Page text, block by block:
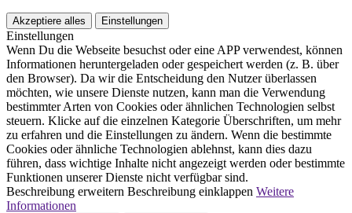
Akzeptiere alles Einstellungen
Einstellungen
Wenn Du die Webseite besuchst oder eine APP verwendest, können
Informationen heruntergeladen oder gespeichert werden (z. B. über
den Browser). Da wir die Entscheidung den Nutzer überlassen
möchten, wie unsere Dienste nutzen, kann man die Verwendung
bestimmter Arten von Cookies oder ähnlichen Technologien selbst
steuern. Klicke auf die einzelnen Kategorie Überschriften, um mehr
zu erfahren und die Einstellungen zu ändern. Wenn die bestimmte
Cookies oder ähnliche Technologien ablehnst, kann dies dazu
führen, dass wichtige Inhalte nicht angezeigt werden oder bestimmte
Funktionen unserer Dienste nicht verfügbar sind.
Beschreibung erweitern Beschreibung einklappen Weitere
Informationen